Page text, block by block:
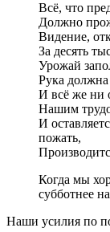
Всё, что
Должно
Видение,
За десять
Урожай
Рука
И всё же ни
Нашим
И
пожать,
Когда мы
субботнее
Наши усилия по